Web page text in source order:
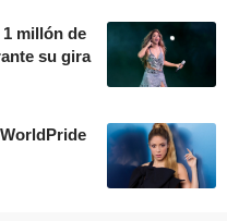
millón de
su gira